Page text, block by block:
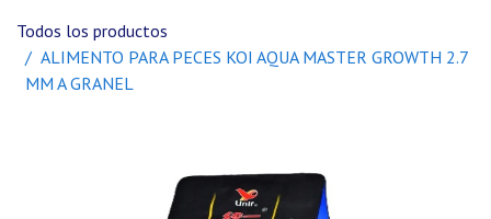
Todos los productos
ALIMENTO PARA PECES KOI AQUA MASTER GROWTH 2.7
MM A GRANEL